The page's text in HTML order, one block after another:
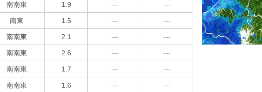
南南東 1.9 --- ---
南東 1.5 --- ---
南南東 2.1 --- ---
南南東 2.6 --- ---
南南東 1.7 --- ---
南南東 1.6 --- ---